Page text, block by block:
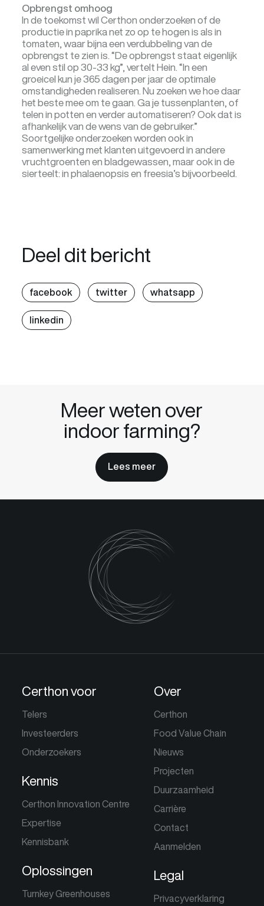
Deel dit bericht
facebook twitter
whatsapp
linkedin
Opbrengst omhoog
In de toekomst wil Certhon onderzoeken of de
productie in paprika net zo op te hogen is als in
tomaten, waar bijna een verdubbeling van de
opbrengst te zien is. “De opbrengst staat eigenlijk
al even stil op 30-33 kg”, vertelt Hein. “In een
groeicel kun je 365 dagen per jaar de optimale
omstandigheden realiseren. Nu zoeken we hoe daar
het beste mee om te gaan. Ga je tussenplanten, of
telen in potten en verder automatiseren? Ook dat is
afhankelijk van de wens van de gebruiker.”
Soortgelijke onderzoeken worden ook in
samenwerking met klanten uitgevoerd in andere
vruchtgroenten en bladgewassen, maar ook in de
sierteelt: in phalaenopsis en freesia’s bijvoorbeeld.
Meer weten over
indoor farming?
Lees meer
Certhon voor
Telers
Investeerders
Onderzoekers
Kennis
Certhon Innovation Centre
Expertise
Kennisbank
Oplossingen
Turnkey Greenhouses
Over
Certhon
Food Value Chain
Nieuws
Projecten
Duurzaamheid
Carrière
Contact
Aanmelden
Legal
Privacyverklaring